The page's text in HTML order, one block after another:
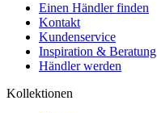
Einen Händler finden
Kontakt
Kundenservice
Inspiration & Beratung
Händler werden
Kollektionen